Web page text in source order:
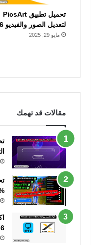
تحميل تطبيق PicsArt
لتعديل الصور والفيديو 2026
مايو 29, 2025
مقالات قد تهمك
%100 آخر